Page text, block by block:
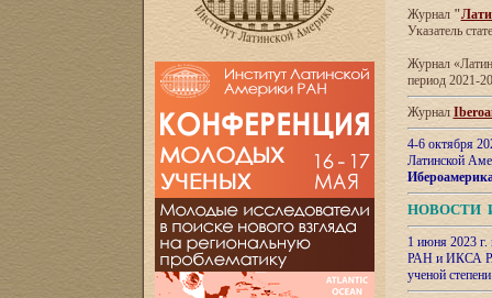
Журнал"
Указатель
Журнал
период 2021-
Журнал
4-6 октября
Латинской
НОВОСТИ
1 июня 2023
РАН и ИКСА
ученой